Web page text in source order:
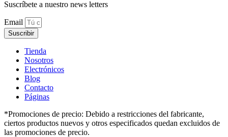
Suscríbete a nuestro news letters
Email
Suscribir
Tienda
Nosotros
Electrónicos
Blog
Contacto
Páginas
*Promociones de precio: Debido a restricciones del fabricante,
ciertos productos nuevos y otros especificados quedan excluidos de
las promociones de precio.